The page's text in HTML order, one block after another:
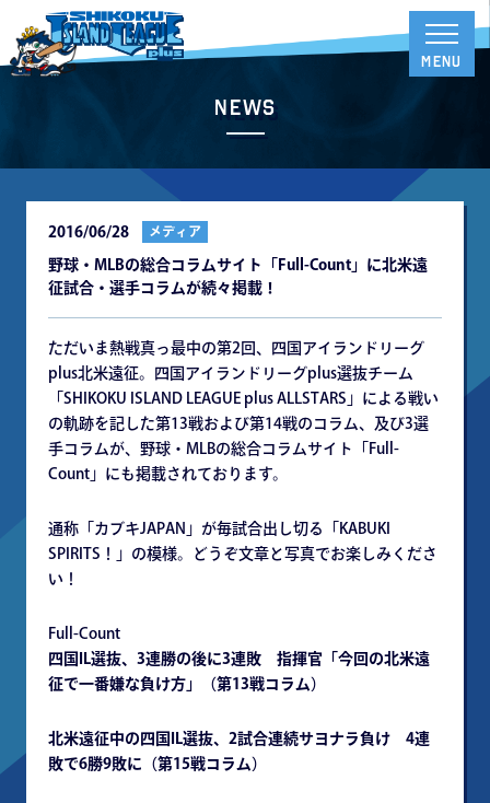
News
2016/06/28 メディア
野球・MLBの総合コラムサイト「Full-Count」に北米遠
征試合・選手コラムが続々掲載！
ただいま熱戦真っ最中の第2回、四国アイランドリーグ
plus北米遠征。四国アイランドリーグplus選抜チーム
「SHIKOKU ISLAND LEAGUE plus ALLSTARS」による戦い
の軌跡を記した第13戦および第14戦のコラム、及び3選
手コラムが、野球・MLBの総合コラムサイト「Full-
Count」にも掲載されております。
通称「カブキJAPAN」が毎試合出し切る「KABUKI
SPIRITS！」の模様。どうぞ文章と写真でお楽しみくださ
い！
Full-Count
四国IL選抜、3連勝の後に3連敗 指揮官「今回の北米遠
征で一番嫌な負け方」（第13戦コラム）
北米遠征中の四国IL選抜、2試合連続サヨナラ負け 4連
敗で6勝9敗に（第15戦コラム）